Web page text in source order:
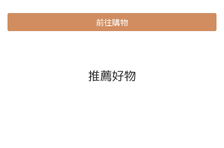
前往購物
推薦好物